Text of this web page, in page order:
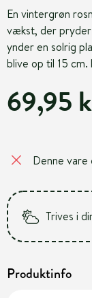
En vintergrøn
vækst, der pryder
ynder en solrig
blive op til 15
69,95
Denne
Trives i
Produktinfo